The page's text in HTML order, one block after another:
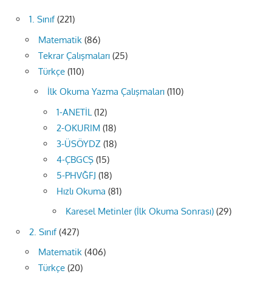
1. Sınıf(221)
Matematik (86)
Tekrar Çalışmaları (25)
Türkçe (110)
İlk Okuma Yazma Çalışmaları (110)
1-ANETİL (12)
2-OKURIM (18)
3-ÜSÖYDZ (18)
4-ÇBGCŞ (15)
5-PHVĞFJ (18)
Hızlı Okuma (81)
Karesel Metinler (İlk Okuma Sonrası) (29)
2. Sınıf(427)
Matematik (406)
Türkçe (20)